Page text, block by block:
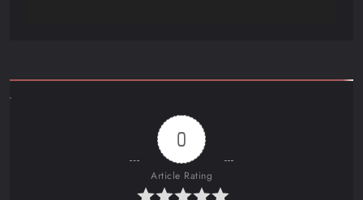
0
Article Rating